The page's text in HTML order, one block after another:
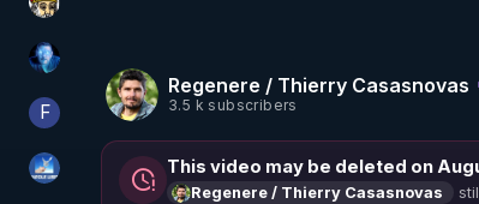
Textes Sacrés & Maîtres Spirituels
AH2020
FFinalscape
PAROLE LIBRE
Regenere / Thierry Casasnovas
3.5 k subscribers
This video may be deleted on
Regenere / Thierry Casasnovas